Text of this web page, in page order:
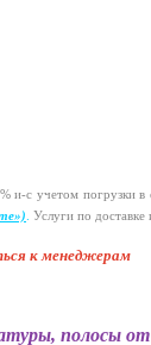
и-с учетом погрузки в
. Услуги по доставке
к менеджерам
полосы